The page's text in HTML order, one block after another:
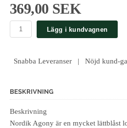
369,00 SEK
Lägg i kundvagnen
Snabba Leveranser | Nöjd kund-
BESKRIVNING
Beskrivning
Nordik Agony är en mycket lättblåst